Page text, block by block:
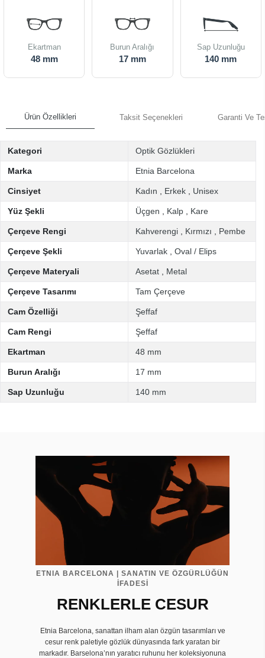
Ekartman
48 mm
Burun Aralığı
17 mm
Sap Uzunluğu
140 mm
Ürün Özellikleri Taksit Seçenekleri Garanti Ve
Kategori Optik Gözlükleri
Marka Etnia Barcelona
Cinsiyet Kadın Erkek Unisex
Yüz Şekli Üçgen Kalp Kare
Çerçeve Rengi Kahverengi Kırmızı Pembe
Çerçeve Şekli Yuvarlak Oval / Elips
Çerçeve Materyali Asetat Metal
Çerçeve Tasarımı Tam Çerçeve
Cam Özelliği Şeffaf
Cam Rengi Şeffaf
Ekartman 48 mm
Burun Aralığı 17 mm
Sap Uzunluğu 140 mm
ETNIA BARCELONA | SANATIN VE ÖZGÜRLÜĞÜN
İFADESİ
RENKLERLE CESUR
Etnia Barcelona, sanattan ilham alan özgün tasarımları ve
cesur renk paletiyle gözlük dünyasında fark yaratan bir
markadır. Barselona’nın yaratıcı ruhunu her koleksiyonuna